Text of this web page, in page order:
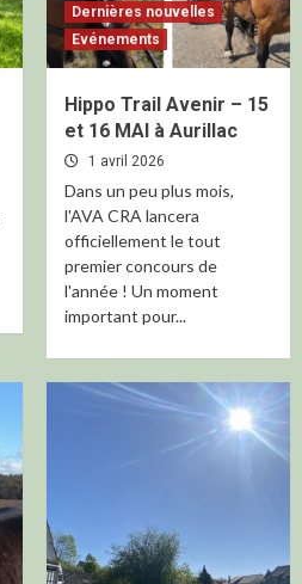
Dernières nouvelles
Evénements
Hippo Trail Avenir – 15
et 16 MAI à Aurillac
1 avril 2026
Dans un peu plus mois,
l'AVA CRA lancera
officiellement le tout
premier concours de
l'année ! Un moment
important pour...